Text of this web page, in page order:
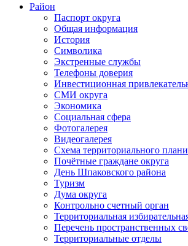
Район
Паспорт округа
Общая информация
История
Символика
Экстренные службы
Телефоны доверия
Инвестиционная
СМИ округа
Экономика
Социальная сфера
Фотогалерея
Видеогалерея
Схема территориального
Почётные граждане округа
День Шпаковского района
Туризм
Дума округа
Контрольно счетный орган
Территориальная
Перечень пространственных
Территориальные отделы